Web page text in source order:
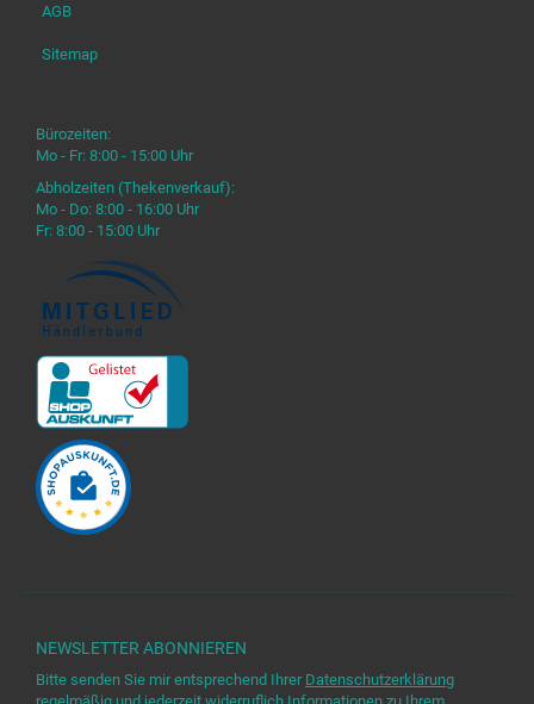
AGB
Sitemap
Bürozeiten:
Mo - Fr: 8:00 - 15:00 Uhr
Abholzeiten (Thekenverkauf):
Mo - Do: 8:00 - 16:00 Uhr
Fr: 8:00 - 15:00 Uhr
NEWSLETTER ABONNIEREN
Bitte senden Sie mir entsprechend Ihrer Datenschutzerklärung